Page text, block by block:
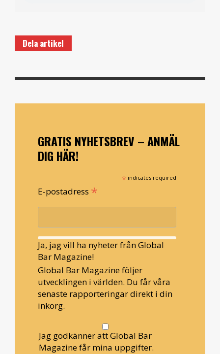
Dela artikel
GRATIS NYHETSBREV – ANMÄL
DIG HÄR!
* indicates required
E-postadress *
Ja, jag vill ha nyheter från Global
Bar Magazine!
Global Bar Magazine följer
utvecklingen i världen. Du får våra
senaste rapporteringar direkt i din
inkorg.
Jag godkänner att Global Bar
Magazine får mina uppgifter.